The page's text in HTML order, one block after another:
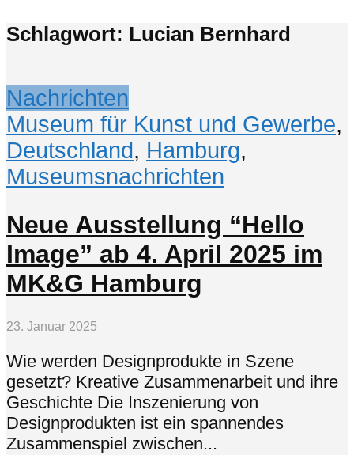
Schlagwort: Lucian Bernhard
Nachrichten
Museum für Kunst und Gewerbe,
Deutschland, Hamburg,
Museumsnachrichten
Neue Ausstellung “Hello
Image” ab 4. April 2025 im
MK&G Hamburg
23. Januar 2025
Wie werden Designprodukte in Szene
gesetzt? Kreative Zusammenarbeit und ihre
Geschichte Die Inszenierung von
Designprodukten ist ein spannendes
Zusammenspiel zwischen...